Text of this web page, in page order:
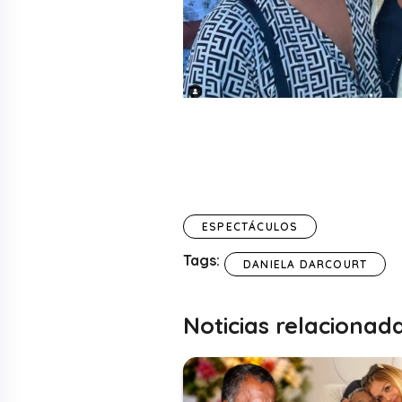
ESPECTÁCULOS
Tags: DANIELA DARCOURT
Noticias